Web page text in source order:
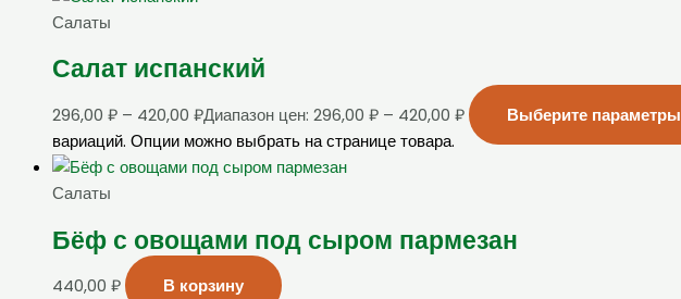
Салаты
Салат испанский
296,00 ₽ – 420,00 ₽Диапазон цен: 296,00 ₽ – 420,00 ₽ Выберите параметры
вариаций. Опции можно выбрать на странице товара.
Салаты
Бёф с овощами под сыром пармезан
440,00 ₽ В корзину